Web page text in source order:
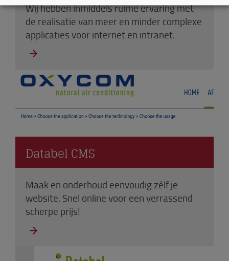
Wij hebben inmiddels ruime ervaring met
de realisatie van meer en minder complexe
applicaties voor internet en intranet.
Databel CMS
Maak en onderhoud eenvoudig zélf je
website. Snel online voor een verrassend
scherpe prijs!